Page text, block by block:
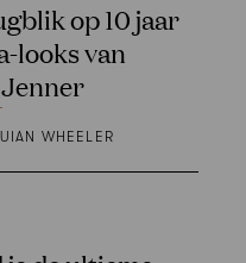
op 10 jaar
looks van
WHEELER